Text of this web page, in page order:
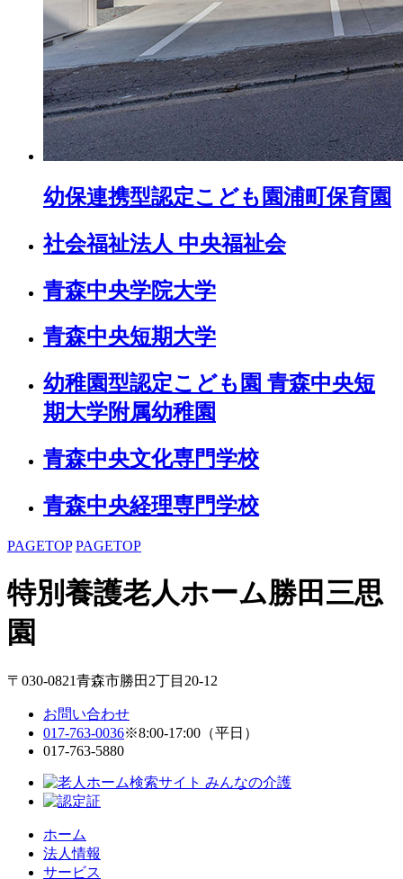
幼保連携型認定こども園浦町保育園
社会福祉法人 中央福祉会
青森中央学院大学
青森中央短期大学
幼稚園型認定こども園 青森中央短
期大学附属幼稚園
青森中央文化専門学校
青森中央経理専門学校
PAGETOP PAGETOP
特別養護老人ホーム勝田三思
園
〒030-0821青森市勝田2丁目20-12
お問い合わせ
017-763-0036※8:00-17:00（平日）
017-763-5880
ホーム
法人情報
サービス